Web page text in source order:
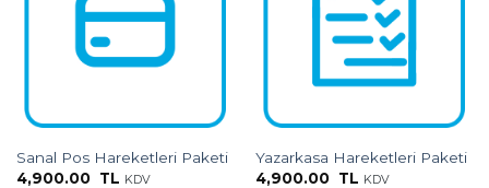
Sanal Pos Hareketleri Paketi
4,900.00
TL KDV
Yazarkasa Hareketleri Paketi
4,900.00
TL KDV